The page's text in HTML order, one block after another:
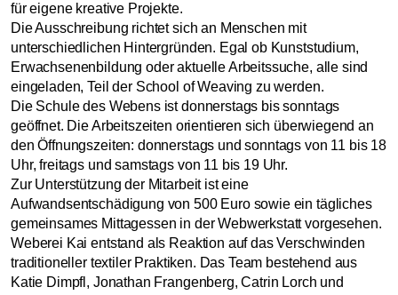
für eigene kreative Projekte.
Die Ausschreibung richtet sich an Menschen mit
unterschiedlichen Hintergründen. Egal ob Kunststudium,
Erwachsenenbildung oder aktuelle Arbeitssuche, alle sind
eingeladen, Teil der School of Weaving zu werden.
Die Schule des Webens ist donnerstags bis sonntags
geöffnet. Die Arbeitszeiten orientieren sich überwiegend an
den Öffnungszeiten: donnerstags und sonntags von 11 bis 18
Uhr, freitags und samstags von 11 bis 19 Uhr.
Zur Unterstützung der Mitarbeit ist eine
Aufwandsentschädigung von 500 Euro sowie ein tägliches
gemeinsames Mittagessen in der Webwerkstatt vorgesehen.
Weberei Kai entstand als Reaktion auf das Verschwinden
traditioneller textiler Praktiken. Das Team bestehend aus
Katie Dimpfl, Jonathan Frangenberg, Catrin Lorch und